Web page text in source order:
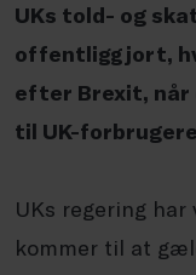
UKs told- og
offentliggjort,
efter Brexit, når
til UK-
UKs regering
kommer til at